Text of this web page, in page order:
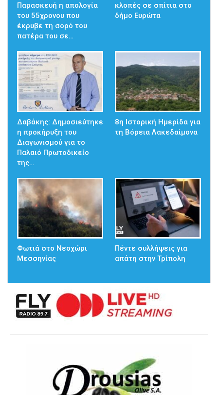
Παρασκευή η απολογία
του 55χρονου που
έκρυβε τη σορό του
πατέρα του σε…
κλοπές σε σπίτια στο
δήμο Ευρώτα
Δαβάκης: Δημοσιεύτηκε
η προκήρυξη του
Διαγωνισμού για το
Παλαιό Πρωτοδικείο
της…
8η Ιστορική Ημερίδα για
τη Βόρεια Λακεδαίμονα
Φωτιά στο Νεοχώρι
Μεσσηνίας
Πέντε συλλήψεις για
απάτη στην Τρίπολη